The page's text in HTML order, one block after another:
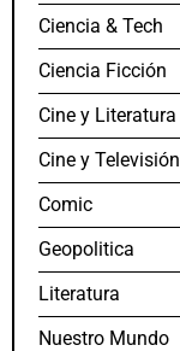
Ciencia & Tech
Ciencia Ficción
Cine y Literatura
Cine y Televisión
Comic
Geopolitica
Literatura
Nuestro Mundo